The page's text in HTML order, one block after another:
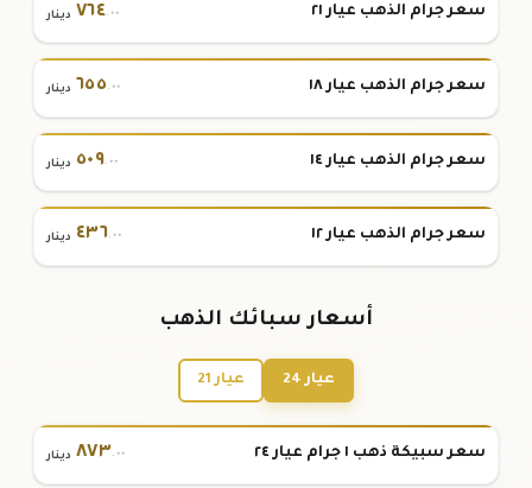
سعر جرام الذهب عيار ٢١ ٧٦٤.٠٠ دينار
سعر جرام الذهب عيار ١٨ ٦٥٥.٠٠ دينار
سعر جرام الذهب عيار ١٤ ٥٠٩.٠٠ دينار
سعر جرام الذهب عيار ١٢ ٤٣٦.٠٠ دينار
أسعار سبائك الذهب
عيار 24 عيار 21
سعر سبيكة ذهب ١ جرام عيار ٢٤ ٨٧٣.٠٠ دينار